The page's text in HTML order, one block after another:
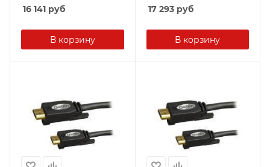
16 141 руб
В корзину
17 293руб
В корзину